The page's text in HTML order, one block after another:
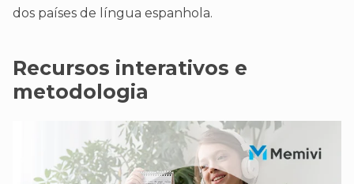
dos países de língua espanhola.
Recursos interativos e
metodologia